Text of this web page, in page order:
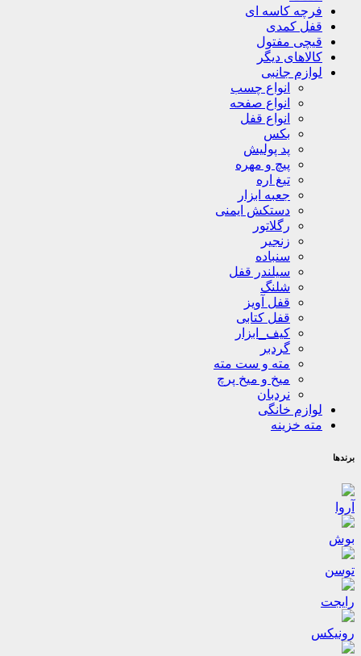
فرچه کاسه ای
قفل کمدی
قیچی مفتول
کالاهای دیگر
لوازم جانبی
انواع چسب
انواع صفحه
انواع قفل
بکس
پد پولیش
پیچ و مهره
تیغ اره
جعبه ابزار
دستکش ایمنی
رگلاتور
زنجیر
سنباده
سیلندر قفل
شلنگ
قفل آویز
قفل کتابی
کیف_ابزار
گردبر
مته و ست مته
میخ و میخ پرچ
نردبان
لوازم خانگی
مته خزینه
برندها
آروا
بوش
توسن
رایجت
رونیکس